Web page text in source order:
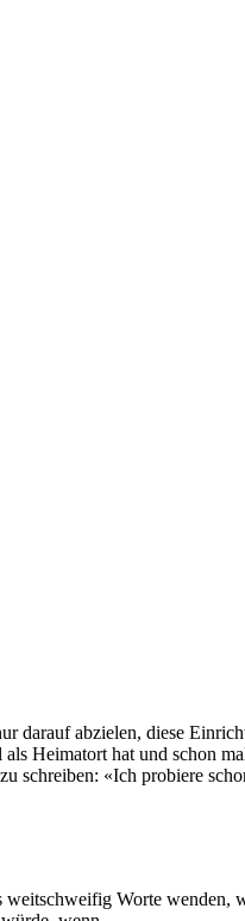
darauf abzielen, diese
Heimatort hat und schon
schreiben: «Ich probiere
Worte